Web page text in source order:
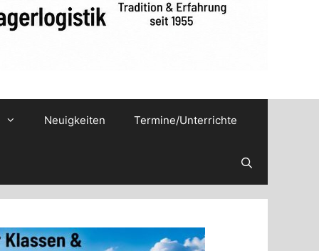
Neuigkeiten Termine/Unterrichte